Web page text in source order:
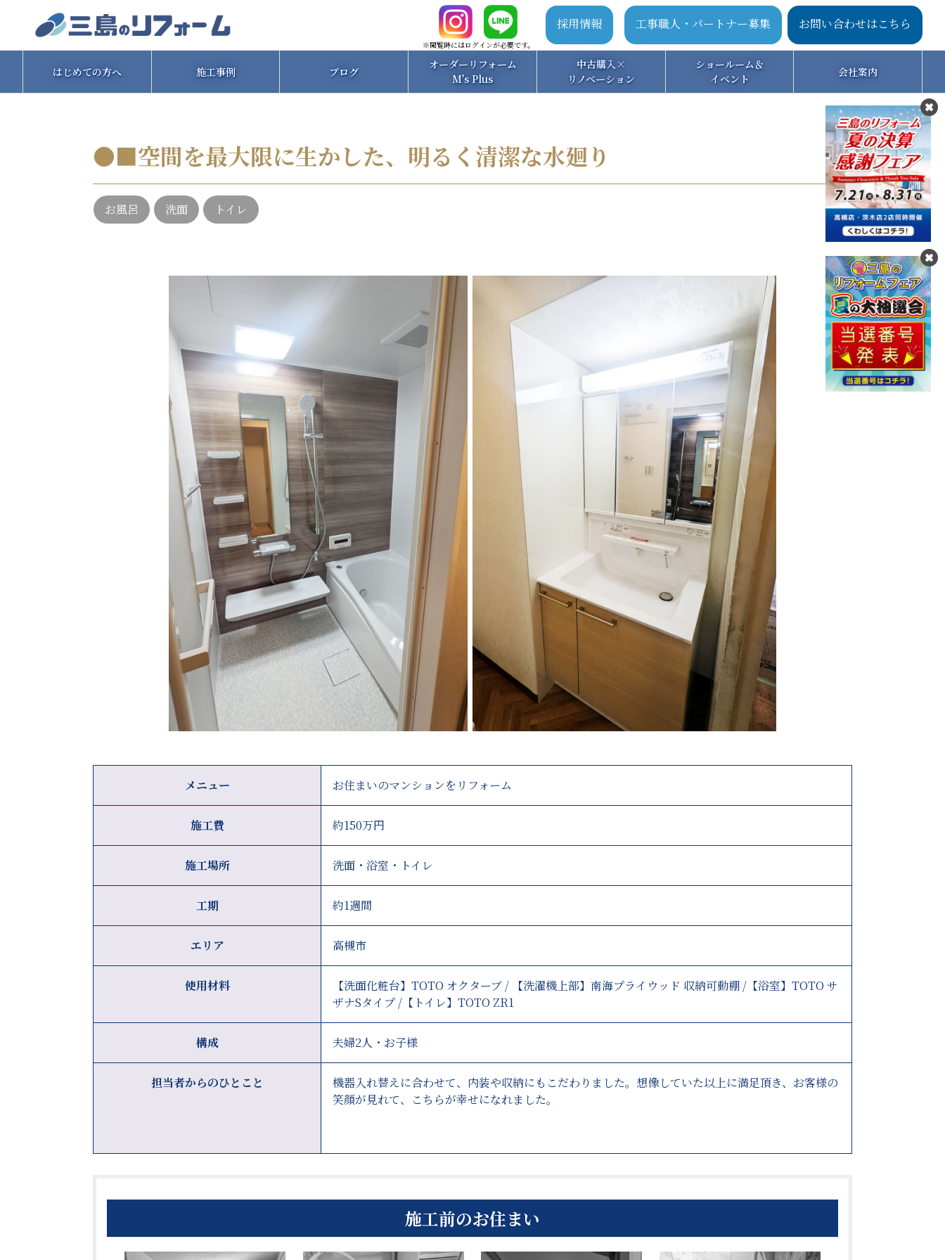
※閲覧時にはログインが必要です。
採用情報 工事職人・パートナー募集 お問い合わせはこちら
はじめての方へ 施工事例 ブログ
オーダーリフォーム
M's Plus
中古購入×
リノベーション
ショールーム＆
イベント
会社案内
●■空間を最大限に生かした、明るく清潔な水廻り
お風呂 洗面 トイレ
メニュー お住まいのマンションをリフォーム
施工費 約150万円
施工場所 洗面・浴室・トイレ
工期 約1週間
エリア 高槻市
使用材料
【洗面化粧台】TOTO オクターブ / 【洗濯機上部】南海プライウッド 収納可動棚 /【浴室】TOTO サ
ザナSタイプ /【トイレ】TOTO ZR1
構成 夫婦2人・お子様
担当者からのひとこと
機器入れ替えに合わせて、内装や収納にもこだわりました。想像していた以上に満足頂き、お客様の
笑顔が見れて、こちらが幸せになれました。
施工前のお住まい